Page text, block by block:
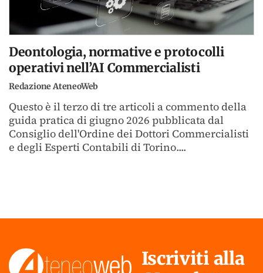
Deontologia, normative e protocolli
operativi nell’AI Commercialisti
Redazione AteneoWeb
Questo è il terzo di tre articoli a commento della
guida pratica di giugno 2026 pubblicata dal
Consiglio dell'Ordine dei Dottori Commercialisti
e degli Esperti Contabili di Torino....
Iscriviti alla